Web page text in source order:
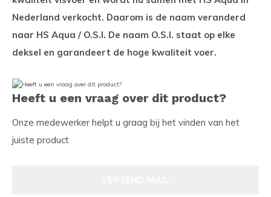
Nederland verkocht. Daarom is de naam veranderd
naar HS Aqua / O.S.I. De naam O.S.I. staat op elke
deksel en garandeert de hoge kwaliteit voer.
Heeft u een vraag over dit product?
Onze medewerker helpt u graag bij het vinden van het
juiste product